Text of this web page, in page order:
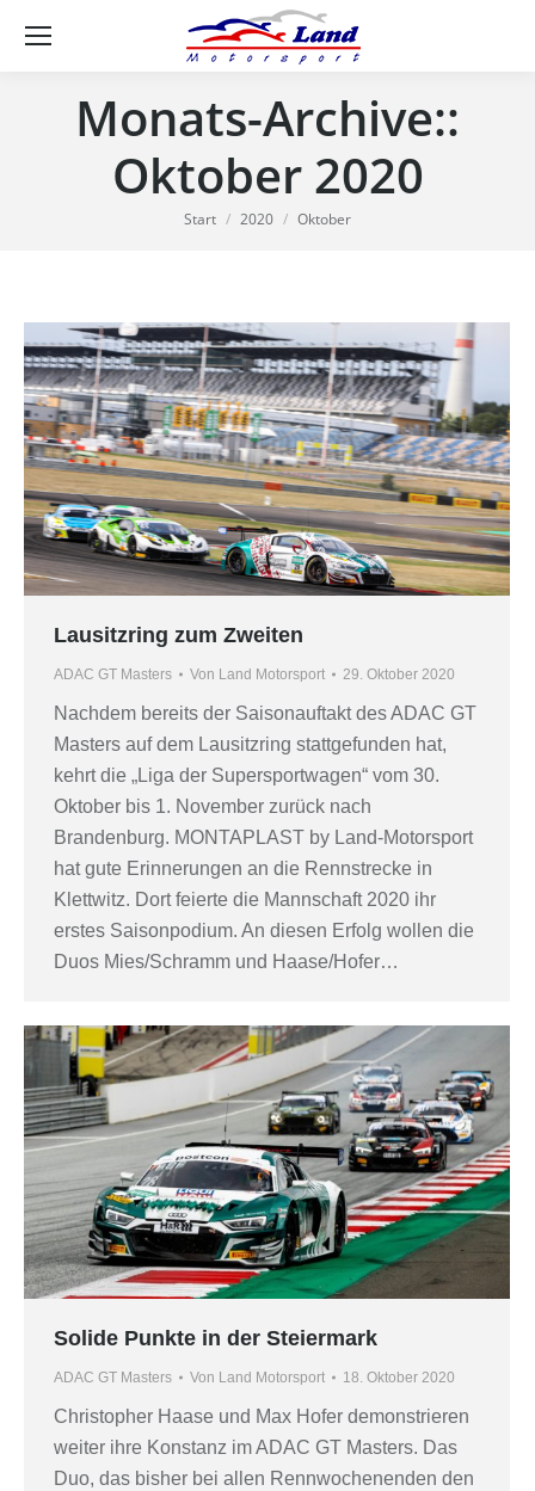
Monats-Archive::
Oktober 2020
Sie befinden sich hier:
Start 2020 Oktober
Lausitzring zum Zweiten
ADAC GT Masters Von Land Motorsport 29. Oktober 2020
Nachdem bereits der Saisonauftakt des ADAC GT
Masters auf dem Lausitzring stattgefunden hat,
kehrt die „Liga der Supersportwagen“ vom 30.
Oktober bis 1. November zurück nach
Brandenburg. MONTAPLAST by Land-Motorsport
hat gute Erinnerungen an die Rennstrecke in
Klettwitz. Dort feierte die Mannschaft 2020 ihr
erstes Saisonpodium. An diesen Erfolg wollen die
Duos Mies/Schramm und Haase/Hofer…
Solide Punkte in der Steiermark
ADAC GT Masters Von Land Motorsport 18. Oktober 2020
Christopher Haase und Max Hofer demonstrieren
weiter ihre Konstanz im ADAC GT Masters. Das
Duo, das bisher bei allen Rennwochenenden den